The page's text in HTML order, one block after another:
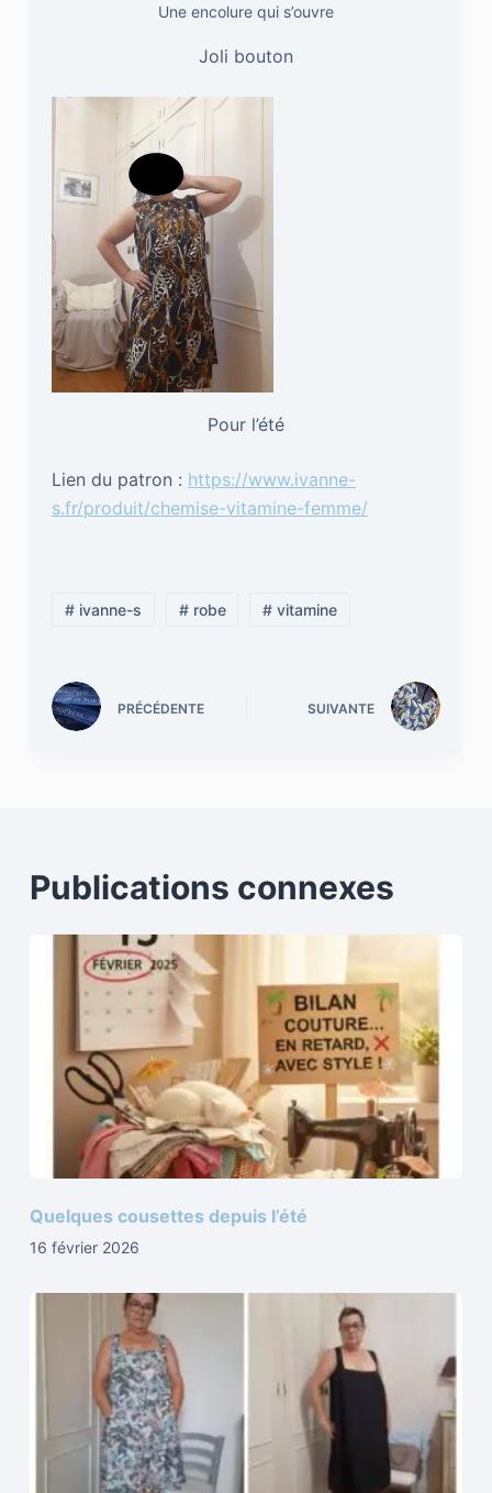
Une encolure qui s’ouvre
Joli bouton
Pour l’été
Lien du patron : https://www.ivanne-
s.fr/produit/chemise-vitamine-femme/
# ivanne-s # robe # vitamine
PRÉCÉDENTE SUIVANTE
Publications connexes
Quelques cousettes depuis l’été
16 février 2026